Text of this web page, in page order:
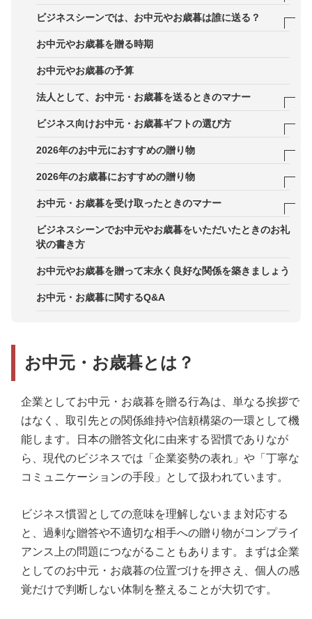
お中元・お歳暮の意味と由来をビジネス視点で押さ
らを優先すべきか
ビジネスシーンでは、お中元やお歳暮は誰に送る？
社外：取引先企業・担当者・パートナー企業をどう
贈る場合の注意点
公務員・一部業種への贈答禁止とコンプライアンス
お中元やお歳暮を贈る時期
お中元やお歳暮の予算
法人として、お中元・お歳暮を送るときのマナー
1．贈る先を慎重に見極める
2．お中元・お歳暮を贈ることを突然やめない
3．のし（熨斗）は紅白蝶結びの水引をかける
4．郵送する場合は送り状も用意する
5．どちらか一方を贈る場合はお歳暮を贈る
6．相手が喪中の場合はのし紙や時期に配慮する
ビジネス向けお中元・お歳暮ギフトの選び方
会社宛てに喜ばれるギフトの条件：個包装・日持
目的別・シーン別に見たおすすめカテゴリ：食品・
飲料・日用品・体験・カタログ等
2026年のお中元におすすめの贈り物
部署内で分け合ってもらえる「ジュレやスイーツ」
品質と定番性を押さえた中元向けビールギフト
専属コンシェルジュが丁寧にサポートする法人向け
2026年のお歳暮におすすめの贈り物
縁起の良い干支菓子を年末年始の贈り物に
贈り先が“本当に食べたい一品”を選べる和牛カタロ
グギフト
お中元・お歳暮を受け取ったときのマナー
1．すぐにお礼をする
ビジネスシーンでお中元やお歳暮をいただいたときのお礼
状の書き方
お中元やお歳暮を贈って末永く良好な関係を築きましょう
お中元・お歳暮に関するQ&A
お中元・お歳暮とは？
企業としてお中元・お歳暮を贈る行為は、単なる挨拶で
はなく、取引先との関係維持や信頼構築の一環として機
能します。日本の贈答文化に由来する習慣でありなが
ら、現代のビジネスでは「企業姿勢の表れ」や「丁寧な
コミュニケーションの手段」として扱われています。
ビジネス慣習としての意味を理解しないまま対応する
と、過剰な贈答や不適切な相手への贈り物がコンプライ
アンス上の問題につながることもあります。まずは企業
としてのお中元・お歳暮の位置づけを押さえ、個人の感
覚だけで判断しない体制を整えることが大切です。